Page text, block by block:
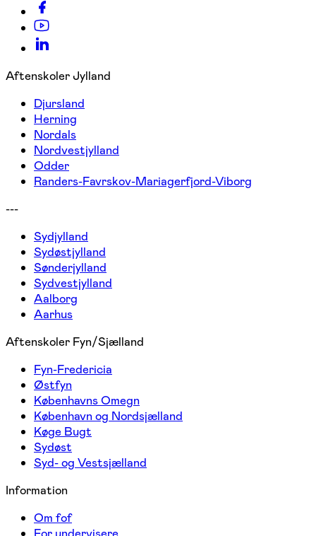
Aftenskoler Jylland
Djursland
Herning
Nordals
Nordvestjylland
Odder
Randers-Favrskov-Mariagerfjord-Viborg
---
Sydjylland
Sydøstjylland
Sønderjylland
Sydvestjylland
Aalborg
Aarhus
Aftenskoler Fyn/Sjælland
Fyn-Fredericia
Østfyn
Københavns Omegn
København og Nordsjælland
Køge Bugt
Sydøst
Syd- og Vestsjælland
Information
Om fof